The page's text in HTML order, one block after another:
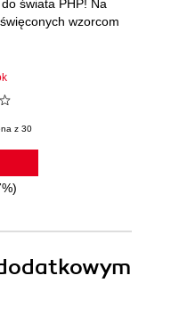
z 30
świata PHP! Na
wzorcom